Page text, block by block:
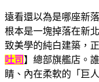
遠看還以為是哪座新
根本是一塊掉落在新
致美學的純白建築，
吐司 】總部旗艦店。
睛、內在柔軟的「巨